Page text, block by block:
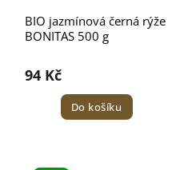
BIO jazmínová černá rýže
BONITAS 500 g
94 Kč
Do košíku